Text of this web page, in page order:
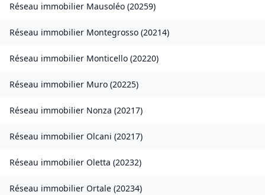
Réseau immobilier Mausoléo (20259)
Réseau immobilier Montegrosso (20214)
Réseau immobilier Monticello (20220)
Réseau immobilier Muro (20225)
Réseau immobilier Nonza (20217)
Réseau immobilier Olcani (20217)
Réseau immobilier Oletta (20232)
Réseau immobilier Ortale (20234)